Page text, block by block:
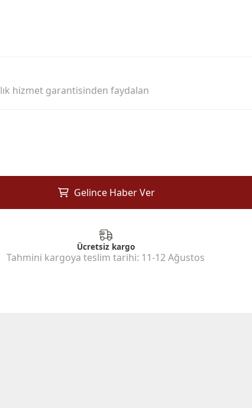
hizmet garantisinden faydalan
Gelince Haber Ver
Ücretsiz kargo
Tahmini kargoya teslim tarihi: 11-12 Ağustos